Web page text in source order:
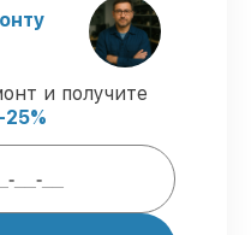
без бесконечных
– на все
для
предоставляется
и получите